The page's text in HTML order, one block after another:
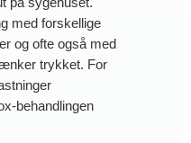
på sygehuset.
med forskellige
og ofte også med
trykket. For
behandlingen